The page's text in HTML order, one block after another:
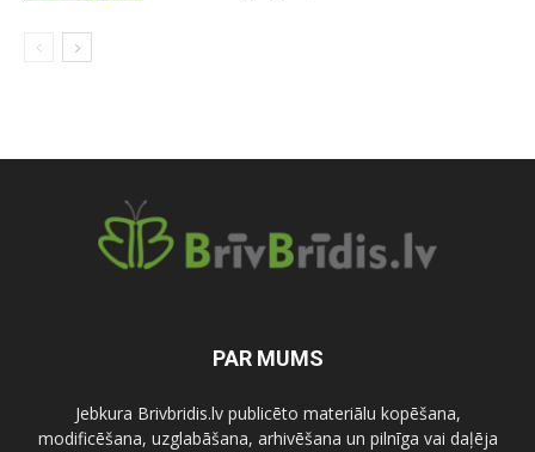
PAR MUMS
Jebkura Brivbridis.lv publicēto materiālu kopēšana,
modificēšana, uzglabāšana, arhivēšana un pilnīga vai daļēja